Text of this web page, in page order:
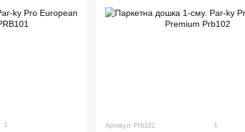
1 Артикул: Prb102 1